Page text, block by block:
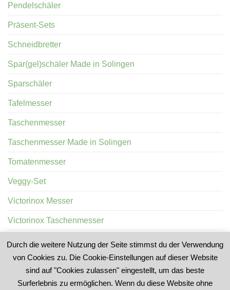
Pendelschäler
Präsent-Sets
Schneidbretter
Spar(gel)schäler Made in Solingen
Sparschäler
Tafelmesser
Taschenmesser
Taschenmesser Made in Solingen
Tomatenmesser
Veggy-Set
Victorinox Messer
Victorinox Taschenmesser
Wurstprobiermesser
Durch die weitere Nutzung der Seite stimmst du der Verwendung
von Cookies zu. Die Cookie-Einstellungen auf dieser Website
sind auf "Cookies zulassen" eingestellt, um das beste
Surferlebnis zu ermöglichen. Wenn du diese Website ohne